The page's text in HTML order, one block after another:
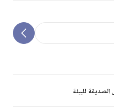
الصديقة للبيئة